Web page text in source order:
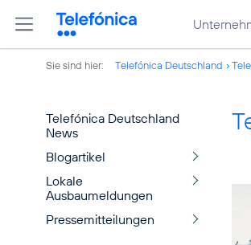
Sie sind hier: Telefónica Deutschland
Telefónica Deutschland
News
Blogartikel
Lokale
Ausbaumeldungen
Pressemitteilungen